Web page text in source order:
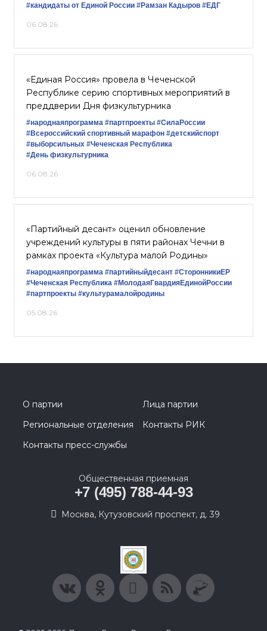
#кандидаты от Единой России #Рамзан Кадыров #ЕДГ
06.08.26
«Единая Россия» провела в Чеченской
Республике серию спортивных мероприятий в
преддверии Дня физкультурника
#народнаяпрограмма #партпроекты #СилаРоссии
#Всероссийский спортивный марафон #детскийспорт
#выборсильных #Чеченская Республика
#День физкультурника
06.08.26
«Партийный десант» оценил обновление
учреждений культуры в пяти районах Чечни в
рамках проекта «Культура малой Родины»
#народнаяпрограмма #партийныйдесант #СторонникиЕР
#Чеченская Республика #МолодаяГвардияЕдинойРоссии
#партпроекты #культурамалойродины
05.08.26
О партии
Лица партии
Региональные отделения
Контакты РИК
Контакты пресс-службы
Общественная приемная
+7 (495) 788-44-93
Москва, Кутузовский проспект, д. 39